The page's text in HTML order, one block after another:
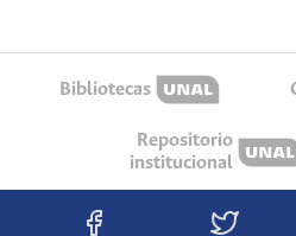
Bibliotecas
Repositorio
institucional